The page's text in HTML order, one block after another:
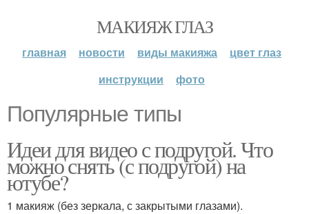
МАКИЯЖ ГЛАЗ
главная новости виды макияжа
цвет глаз
инструкции
фото
Популярные типы
Идеи для видео с подругой. Что
можно снять (с подругой) на
ютубе?
1 макияж (без зеркала, с закрытыми глазами).